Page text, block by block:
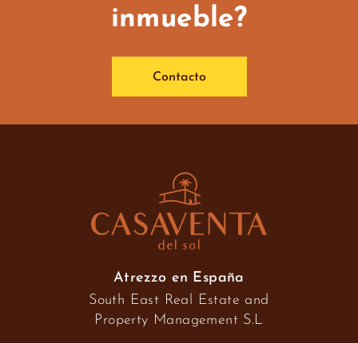
inmueble?
Contacto
Atrezzo en España
South East Real Estate and
Property Management S.L